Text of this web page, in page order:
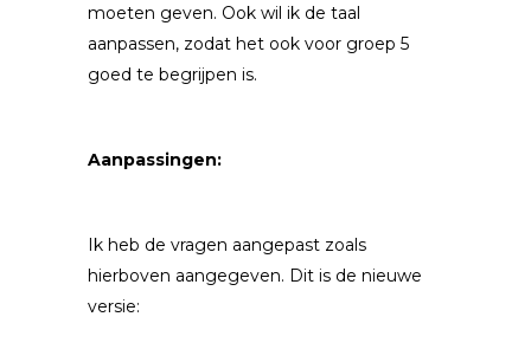
moeten geven. Ook wil ik de taal
aanpassen, zodat het ook voor groep 5
goed te begrijpen is.
Aanpassingen:
Ik heb de vragen aangepast zoals
hierboven aangegeven. Dit is de nieuwe
versie: